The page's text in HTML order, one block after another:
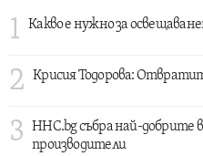
1 Какво е нужно за
2 Крисия Тодорова:
3
HHC.bg събра най-добрите
производители